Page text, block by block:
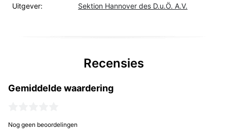
Uitgever: Sektion Hannover des D.u.Ö. A.V.
Recensies
Gemiddelde waardering
Nog geen beoordelingen